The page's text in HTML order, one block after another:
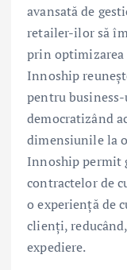
avansată de
retailer-ilor să
prin optimizarea
Innoship
pentru
democratizând
dimensiunile la
Innoship permit
contractelor de
o experiență de
clienți,
expediere.